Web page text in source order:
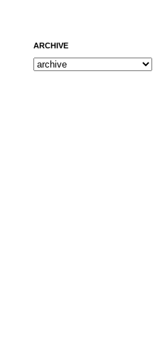
ARCHIVE